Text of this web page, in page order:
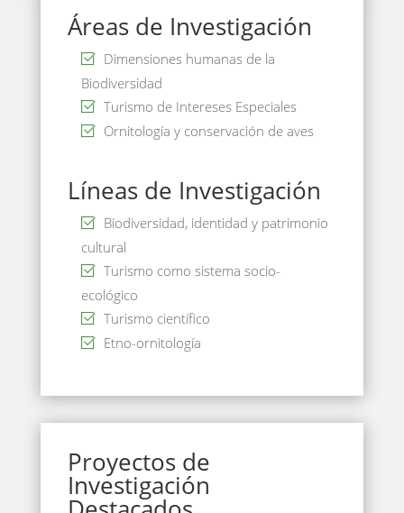
Áreas de Investigación
Dimensiones humanas de la
Biodiversidad
Turismo de Intereses Especiales
Ornitología y conservación de aves
Líneas de Investigación
Biodiversidad, identidad y patrimonio
cultural
Turismo como sistema socio-
ecológico
Turismo científico
Etno-ornitología
Proyectos de
Investigación